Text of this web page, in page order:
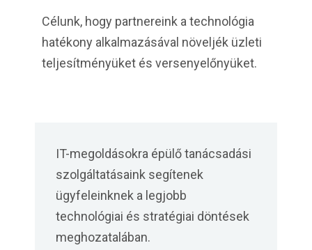
Célunk, hogy partnereink a technológia
hatékony alkalmazásával növeljék üzleti
teljesítményüket és versenyelőnyüket.
IT-megoldásokra épülő tanácsadási
szolgáltatásaink segítenek
ügyfeleinknek a legjobb
technológiai és stratégiai döntések
meghozatalában.